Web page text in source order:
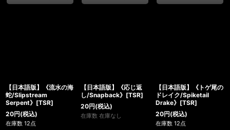
【日本語版】《流水の海
蛇/Slipstream
Serpent》[TSR]
20円(税込)
在庫数 12点
【日本語版】《応じ返
し/Snapback》[TSR]
20円(税込)
在庫数 在庫なし
【日本語版】《トゲ尾の
ドレイク/Spiketail
Drake》[TSR]
20円(税込)
在庫数 12点